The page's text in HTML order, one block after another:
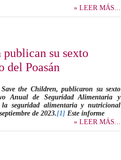
» LEER MÁS...
su sexto
del Poasán
the Children, publicaron su sexto
Anual de Seguridad Alimentaria y
la seguridad alimentaria y nutricional
de 2023.[1] Este informe
» LEER MÁS...